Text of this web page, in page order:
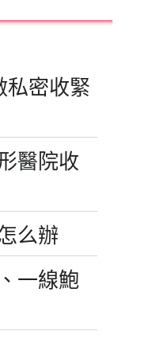
私密收緊
醫院收
么辦
一線鮑